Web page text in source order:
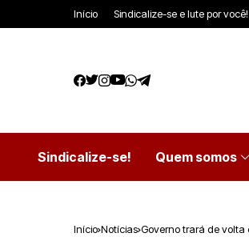
Início Sindicalize-se e lute por você!
Sindicalize-se! Quem somos
Início Notícias Governo trará de volta